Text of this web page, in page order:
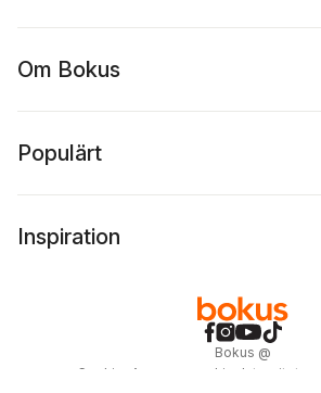
Om Bokus
Populärt
Inspiration
Bokus @
Cookies
Anpassa cookies